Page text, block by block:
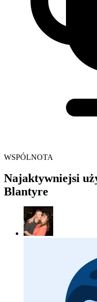
WSPÓLNOTA
Najaktywniejsi
Blantyre